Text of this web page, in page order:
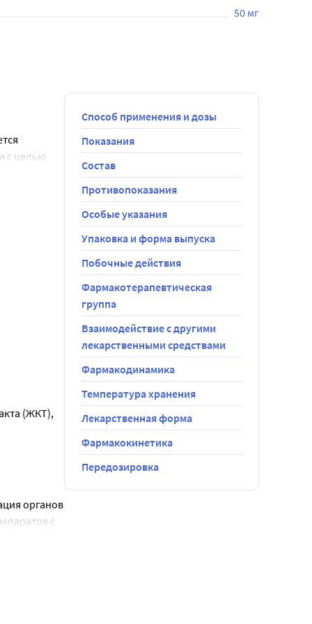
50 мг
с целью
терапии
сном
можно
и
тальк,
[1:1],
(ЖКТ),
менее 15
органов
с
Способ применения и дозы
Показания
Состав
Противопоказания
Особые указания
Упаковка и форма выпуска
Побочные действия
Фармакотерапевтическая
группа
Взаимодействие с другими
лекарственными средствами
Фармакодинамика
Температура хранения
Лекарственная форма
Фармакокинетика
Передозировка